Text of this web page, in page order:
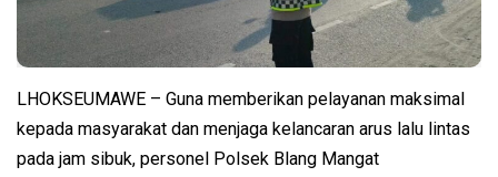
LHOKSEUMAWE – Guna memberikan pelayanan maksimal
kepada masyarakat dan menjaga kelancaran arus lalu lintas
pada jam sibuk, personel Polsek Blang Mangat